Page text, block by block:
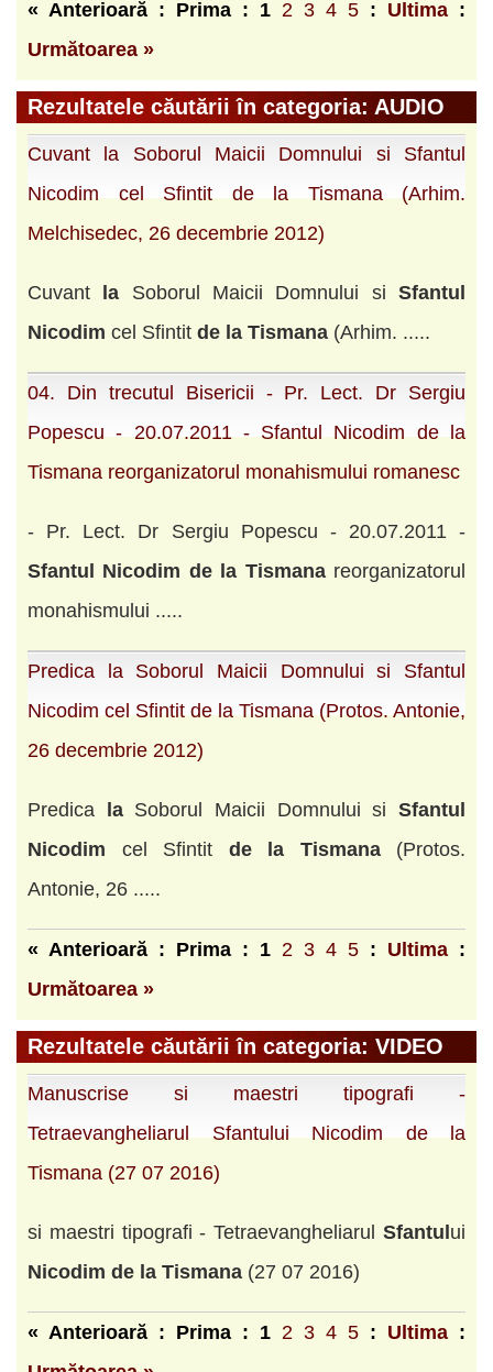
« Anterioară : Prima : 1 2 3 4 5 : Ultima :
Următoarea »
Rezultatele căutării în categoria: AUDIO
Cuvant la Soborul Maicii Domnului si Sfantul
Nicodim cel Sfintit de la Tismana (Arhim.
Melchisedec, 26 decembrie 2012)
Cuvant la Soborul Maicii Domnului siSfantul
Nicodim cel Sfintit de la Tismana (Arhim. .....
04. Din trecutul Bisericii - Pr. Lect. Dr Sergiu
Popescu - 20.07.2011 - Sfantul Nicodim de la
Tismana reorganizatorul monahismului romanesc
- Pr. Lect. Dr Sergiu Popescu - 20.07.2011 -
Sfantul
Nicodim de la Tismanareorganizatorul
monahismului .....
Predica la Soborul Maicii Domnului si Sfantul
Nicodim cel Sfintit de la Tismana (Protos. Antonie,
26 decembrie 2012)
Predica laSoborul Maicii Domnului siSfantul
Nicodim cel Sfintit de la Tismana(Protos.
Antonie, 26 .....
« Anterioară : Prima : 1 2 3 4 5 : Ultima :
Următoarea »
Rezultatele căutării în categoria: VIDEO
Manuscrise si maestri tipografi -
Tetraevangheliarul Sfantului Nicodim de la
Tismana (27 07 2016)
si maestri tipografi - Tetraevangheliarul Sfantul ui
Nicodim de la Tismana (27 07 2016)
« Anterioară : Prima : 1 2 3 4 5 : Ultima :